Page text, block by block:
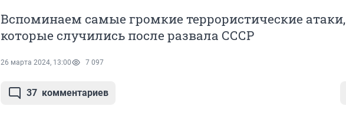
Вспоминаем самые громкие террористические атаки,
которые случились после развала СССР
26 марта 2024, 13:00 7 097
37 комментариев